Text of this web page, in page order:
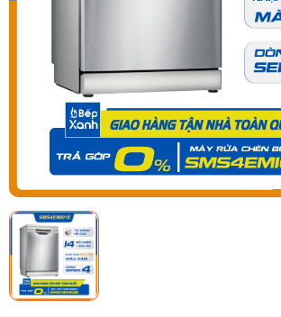
Ngày hết hạn:
Điều kiện:
Copy mã và nhập mã ở trangTHANH TOÁNbạn nhé!